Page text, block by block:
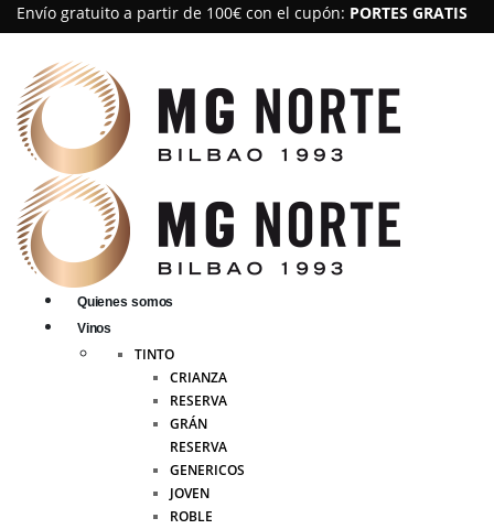
Envío gratuito a partir de 100€ con el cupón: PORTES GRATIS
Quienes somos
Vinos
TINTO
CRIANZA
RESERVA
GRÁN
RESERVA
GENERICOS
JOVEN
ROBLE